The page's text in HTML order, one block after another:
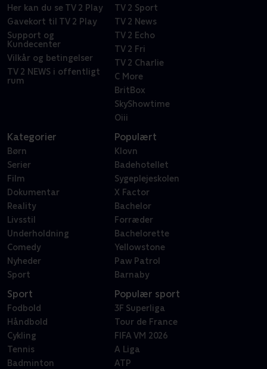
Her kan du se TV 2 Play
Gavekort til TV 2 Play
Support og
Kundecenter
Vilkår og betingelser
TV 2 NEWS i offentligt
rum
TV 2 Sport
TV 2 News
TV 2 Echo
TV 2 Fri
TV 2 Charlie
C More
BritBox
SkyShowtime
Oiii
Kategorier
Børn
Serier
Film
Dokumentar
Reality
Livsstil
Underholdning
Comedy
Nyheder
Sport
Populært
Klovn
Badehotellet
Sygeplejeskolen
X Factor
Bachelor
Forræder
Bachelorette
Yellowstone
Paw Patrol
Barnaby
Sport
Fodbold
Håndbold
Cykling
Tennis
Badminton
Populær sport
3F Superliga
Tour de France
FIFA VM 2026
A Liga
ATP